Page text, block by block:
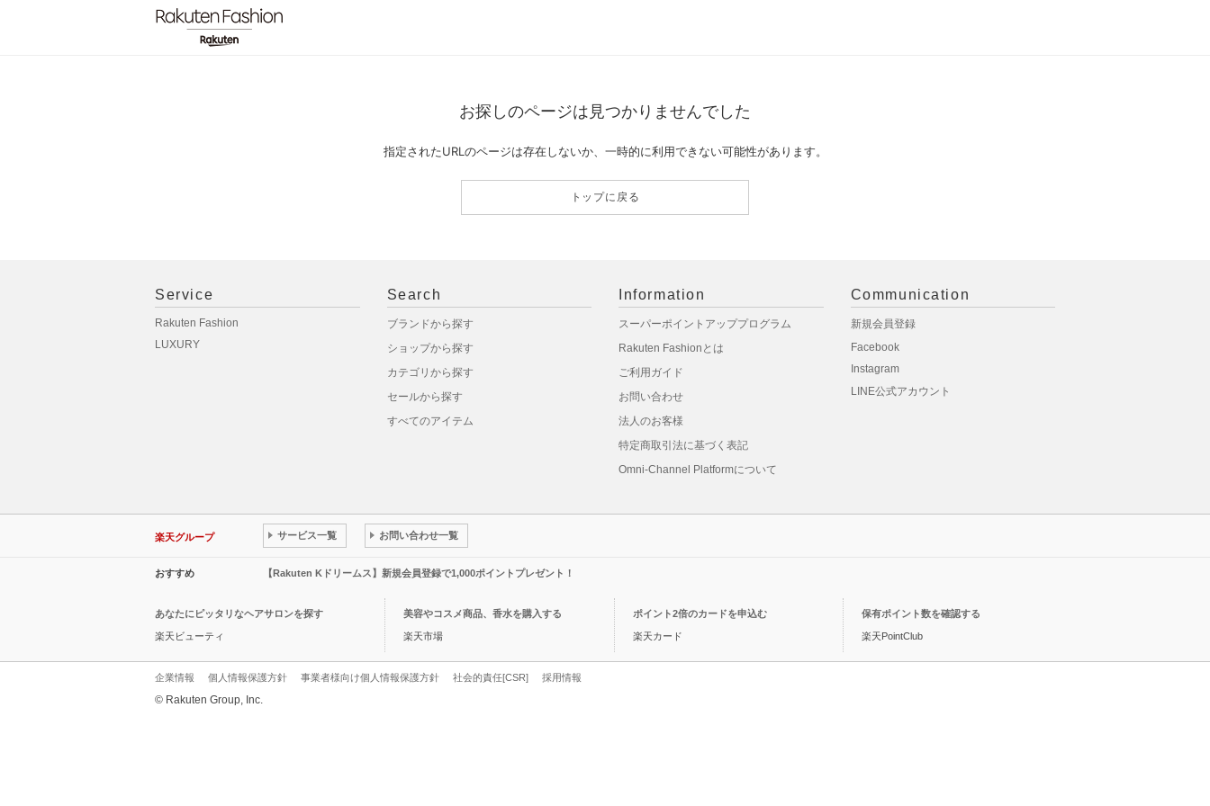
お探しのページは見つかりませんでした
指定されたURLのページは存在しないか、一時的に利用できない可能性があります。
トップに戻る
Service
Rakuten Fashion
LUXURY
Search
ブランドから探す
ショップから探す
カテゴリから探す
セールから探す
すべてのアイテム
Information
スーパーポイントアッププログラム
Rakuten Fashionとは
ご利用ガイド
お問い合わせ
法人のお客様
特定商取引法に基づく表記
Omni-Channel Platformについて
Communication
新規会員登録
Facebook
Instagram
LINE公式アカウント
楽天グループ サービス一覧 お問い合わせ一覧
おすすめ 【Rakuten Kドリームス】新規会員登録で1,000ポイントプレゼント！
あなたにピッタリなヘアサロンを探す
楽天ビューティ
美容やコスメ商品、香水を購入する
楽天市場
ポイント2倍のカードを申込む
楽天カード
保有ポイント数を確認する
楽天PointClub
企業情報 個人情報保護方針 事業者様向け個人情報保護方針 社会的責任[CSR] 採用情報
© Rakuten Group, Inc.